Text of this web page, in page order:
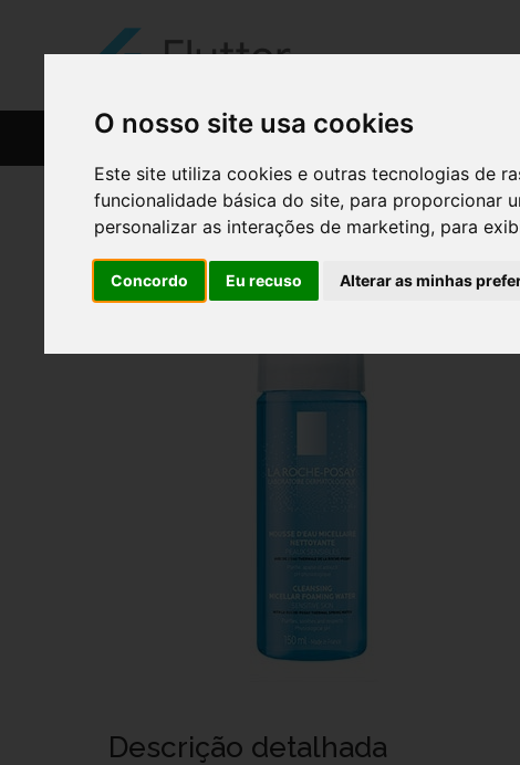
O nosso site usa cookies
Este site utiliza cookies e outras tecnologias de
funcionalidade básica do site, para proporcionar
personalizar as interações de marketing, para
Concordo Eu recuso Alterar as minhas
RECEITAS CATÁLOGO
Descrição detalhada